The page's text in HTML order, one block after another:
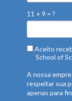
11 + 9 = ?
Aceito
School of
A nossa
respeitar sua
apenas para